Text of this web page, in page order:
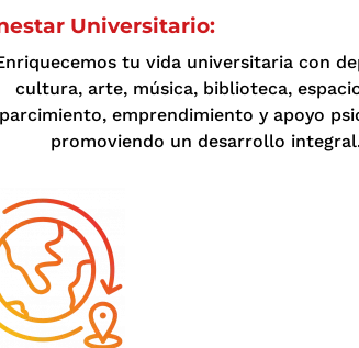
Universitario:
tu vida universitaria con
cultura, arte, música, biblioteca,
emprendimiento y apoyo
promoviendo un desarrollo